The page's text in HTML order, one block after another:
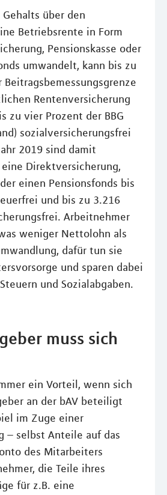
über den
Betriebsrente in Form
Pensionskasse oder
umwandelt, kann bis zu
Rentenversicherung
zu vier Prozent der BBG
sozialversicherungsfrei
2019 sind damit
Direktversicherung,
einen Pensionsfonds bis
und bis zu 3.216
Arbeitnehmer
weniger Nettolohn als
dafür tun sie
und sparen dabei
und Sozialabgaben.
muss sich
ein Vorteil, wenn sich
an der bAV beteiligt
im Zuge einer
– selbst Anteile auf das
des Mitarbeiters
die Teile ihres
für z.B. eine